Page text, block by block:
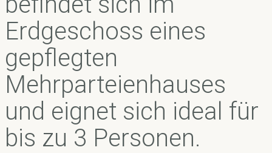
Erdgeschoss eines
gepflegten
Mehrparteienhauses
und eignet sich ideal für
bis zu 3 Personen.